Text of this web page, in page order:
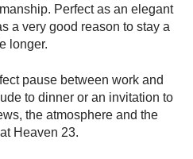
Perfect as an elegant
a very good reason to stay a
longer.
pause between work and
to dinner or an invitation to
the atmosphere and the
Heaven 23.